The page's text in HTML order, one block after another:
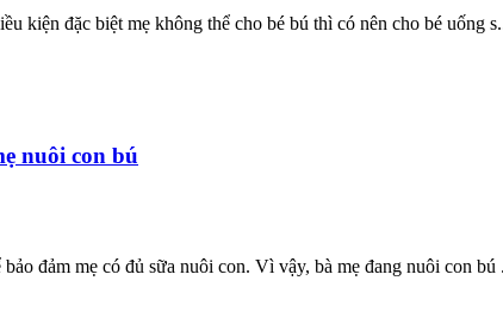
kiện đặc biệt mẹ không thể cho bé bú thì có nên cho bé uống
nuôi con bú
đảm mẹ có đủ sữa nuôi con. Vì vậy, bà mẹ đang nuôi con bú